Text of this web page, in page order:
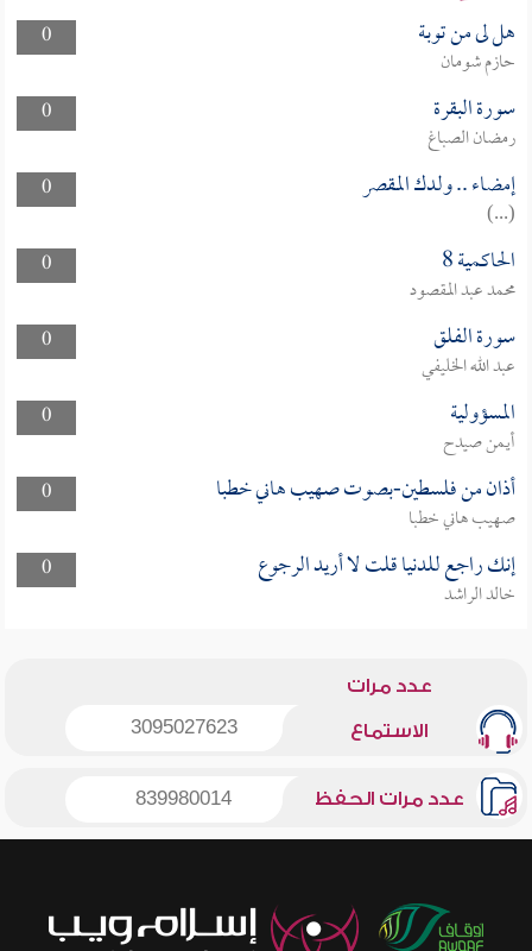
0 هل لى من توبة
حازم شومان
0
سورة البقرة
رمضان الصباغ
0
إمضاء .. ولدك المقصر
(...)
0
الحاكمية 8
محمد عبد المقصود
0
سورة الفلق
عبد الله الخليفي
0
المسؤولية
أيمن صيدح
0
أذان من فلسطين-بصوت صهيب هاني خطبا
صهيب هاني خطبا
0
إنك راجع للدنيا قلت لا أريد الرجوع
خالد الراشد
عدد مرات
الاستماع 3095027623
عدد مرات الحفظ 839980014